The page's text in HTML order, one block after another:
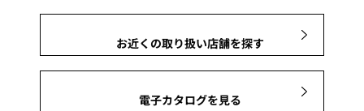
お近くの取り扱い店舗を探す
電子カタログを見る